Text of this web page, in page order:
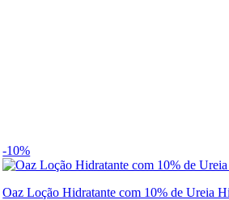
-10%
Oaz Loção Hidratante com 10% de Ureia